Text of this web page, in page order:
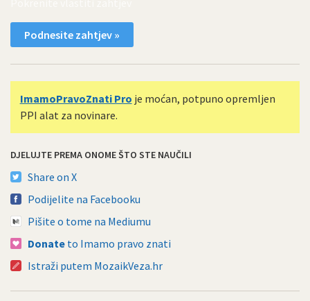
Podnesite zahtjev »
ImamoPravoZnati Pro je moćan, potpuno opremljen
PPI alat za novinare.
DJELUJTE PREMA ONOME ŠTO STE NAUČILI
Share on X
Podijelite na Facebooku
Pišite o tome na Mediumu
Donate to Imamo pravo znati
Istraži putem MozaikVeza.hr